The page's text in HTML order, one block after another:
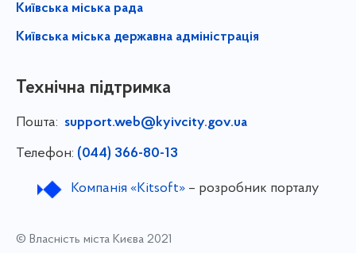
Київська міська рада
Київська міська державна адміністрація
Технічна підтримка
Пошта: support.web@kyivcity.gov.ua
Телефон: (044) 366-80-13
Компанія «Kitsoft»– розробник порталу
© Власність міста Києва 2021